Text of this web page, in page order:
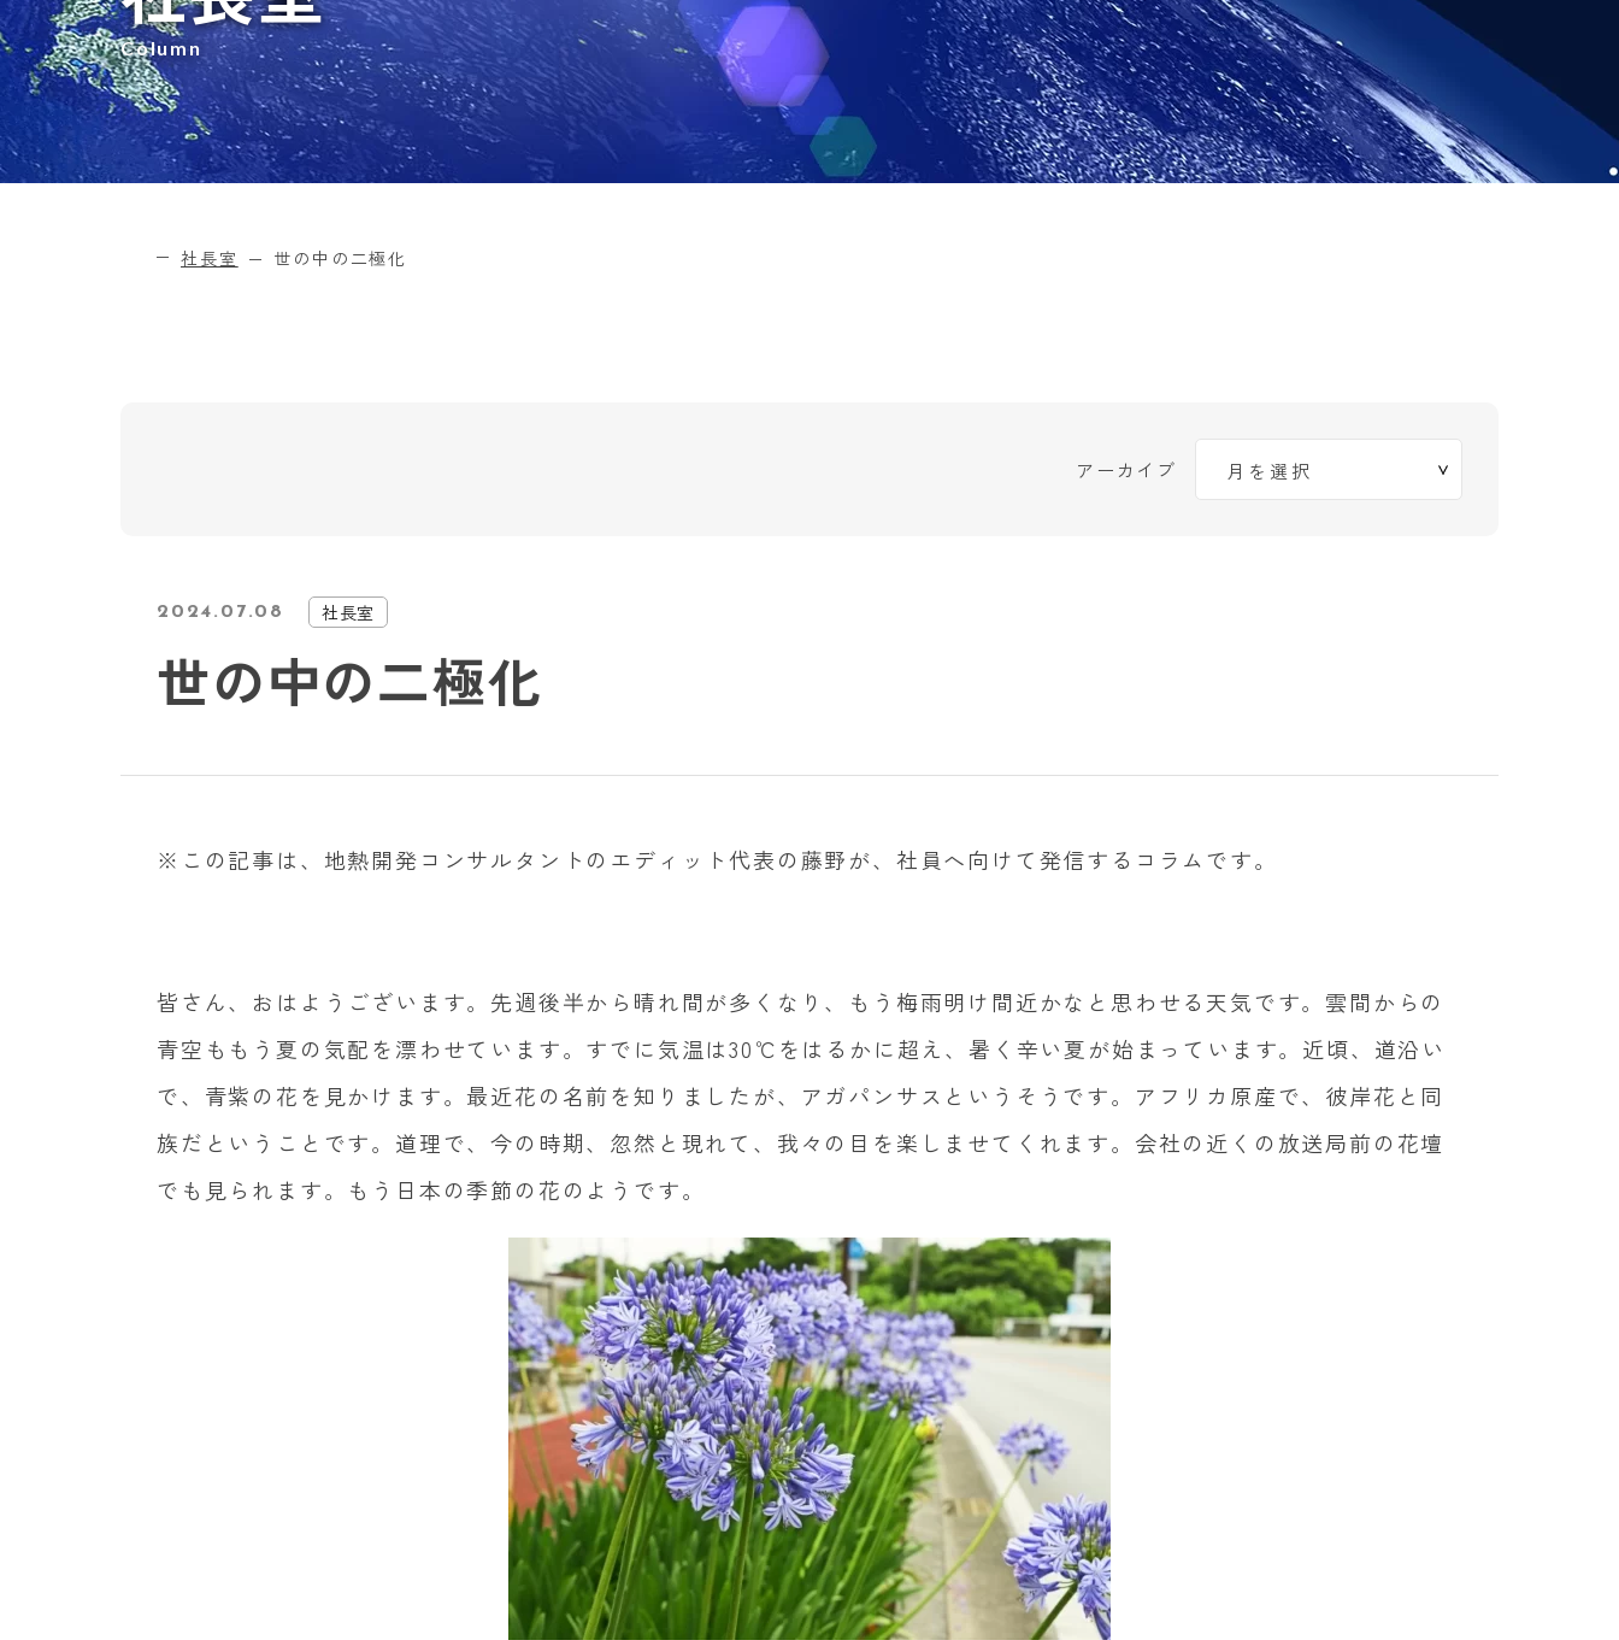
Column
社長室 世の中の二極化
アーカイブ
2024.07.08 社長室
世の中の二極化
※この記事は、地熱開発コンサルタントのエディット代表の藤野が、社員へ向けて発信するコラムです。
皆さん、おはようございます。先週後半から晴れ間が多くなり、もう梅雨明け間近かなと思わせる天気です。雲間からの
青空ももう夏の気配を漂わせています。すでに気温は30℃をはるかに超え、暑く辛い夏が始まっています。近頃、道沿い
で、青紫の花を見かけます。最近花の名前を知りましたが、アガパンサスというそうです。アフリカ原産で、彼岸花と同
族だということです。道理で、今の時期、忽然と現れて、我々の目を楽しませてくれます。会社の近くの放送局前の花壇
でも見られます。もう日本の季節の花のようです。